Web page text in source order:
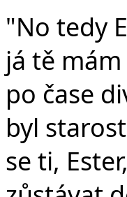
"No tedy
já tě
po čase
byl
se ti,